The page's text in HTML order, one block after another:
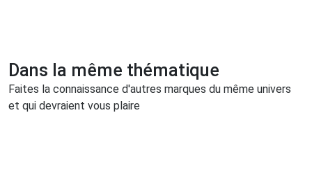
Dans la même thématique
Faites la connaissance d'autres marques du même univers
et qui devraient vous plaire